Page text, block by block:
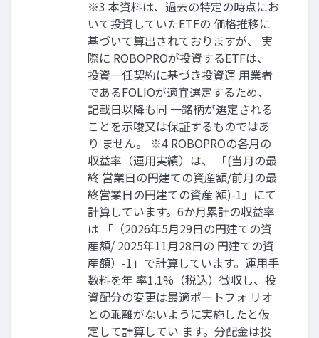
※3 本資料は、過去の特定の時点にお
いて投資していたETFの 価格推移に
基づいて算出されておりますが、 実
際に ROBOPROが投資するETFは、
投資一任契約に基づき投資運 用業者
であるFOLIOが適宜選定するため、
記載日以降も同 一銘柄が選定される
ことを示唆又は保証するものではあ
り ません。 ※4 ROBOPROの各月の
収益率（運用実績）は、 「(当月の最
終 営業日の円建ての資産額/前月の最
終営業日の円建ての資産 額)-1」にて
計算しています。6か月累計の収益率
は 「（2026年5月29日の円建ての資
産額/ 2025年11月28日の 円建ての資
産額）-1」で計算しています。運用手
数料を年 率1.1%（税込）徴収し、投
資配分の変更は最適ポートフォ リオ
との乖離がないように実施したと仮
定して計算してい ます。分配金は投